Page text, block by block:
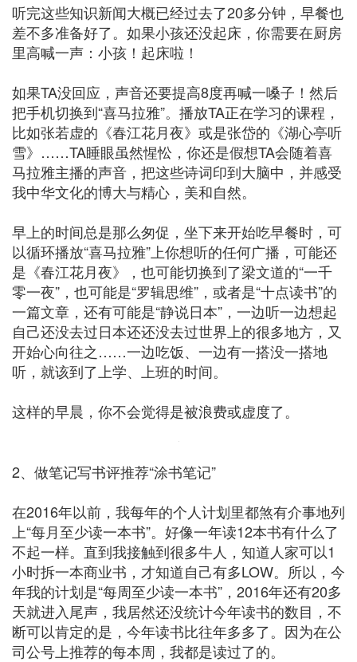
听完这些知识新闻大概已经过去了20多分钟，早餐也
差不多准备好了。如果小孩还没起床，你需要在厨房
里高喊一声：小孩！起床啦！
如果TA没回应，声音还要提高8度再喊一嗓子！然后
把手机切换到“喜马拉雅”。播放TA正在学习的课程，
比如张若虚的《春江花月夜》或是张岱的《湖心亭听
雪》……TA睡眼虽然惺忪，你还是假想TA会随着喜
马拉雅主播的声音，把这些诗词印到大脑中，并感受
我中华文化的博大与精心，美和自然。
早上的时间总是那么匆促，坐下来开始吃早餐时，可
以循环播放“喜马拉雅”上你想听的任何广播，可能还
是《春江花月夜》，也可能切换到了梁文道的“一千
零一夜”，也可能是“罗辑思维”，或者是“十点读书”的
一篇文章，还有可能是“静说日本”，一边听一边想起
自己还没去过日本还还没去过世界上的很多地方，又
开始心向往之……一边吃饭、一边有一搭没一搭地
听，就该到了上学、上班的时间。
这样的早晨，你不会觉得是被浪费或虚度了。
2、做笔记写书评推荐“涂书笔记”
在2016年以前，我每年的个人计划里都煞有介事地列
上“每月至少读一本书”。好像一年读12本书有什么了
不起一样。直到我接触到很多牛人，知道人家可以1
小时拆一本商业书，才知道自己有多LOW。所以，今
年我的计划是“每周至少读一本书”，2016年还有20多
天就进入尾声，我居然还没统计今年读书的数目，不
断可以肯定的是，今年读书比往年多多了。因为在公
司公号上推荐的每本周，我都是读过了的。